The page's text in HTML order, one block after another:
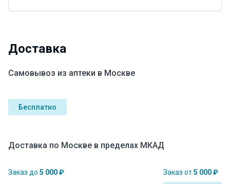
Доставка
Самовывоз из аптеки в Москве
Бесплатно
Доставка по Москве в пределах МКАД
Заказ до 5 000 ₽ Заказ от5 000 ₽